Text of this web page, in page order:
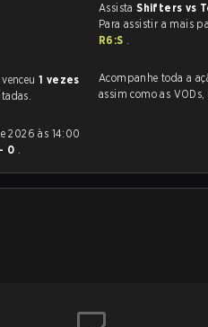
1 vezes
0 .
AssistaShifters vs
Para assistir a mais
R6:S .
Acompanhe toda a
assim como as